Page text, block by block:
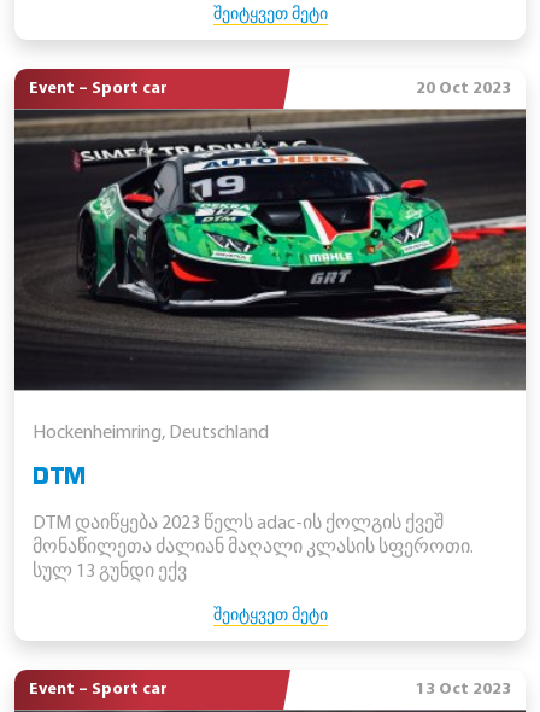
ᲨᲔᲘᲢᲧᲕᲔᲗ ᲛᲔᲢᲘ
Event – Sport car 20 Oct 2023
Hockenheimring, Deutschland
DTM
DTM დაიწყება 2023 წელს adac-ის ქოლგის ქვეშ
მონაწილეთა ძალიან მაღალი კლასის სფეროთი.
სულ 13 გუნდი ექვ
ᲨᲔᲘᲢᲧᲕᲔᲗ ᲛᲔᲢᲘ
Event – Sport car 13 Oct 2023